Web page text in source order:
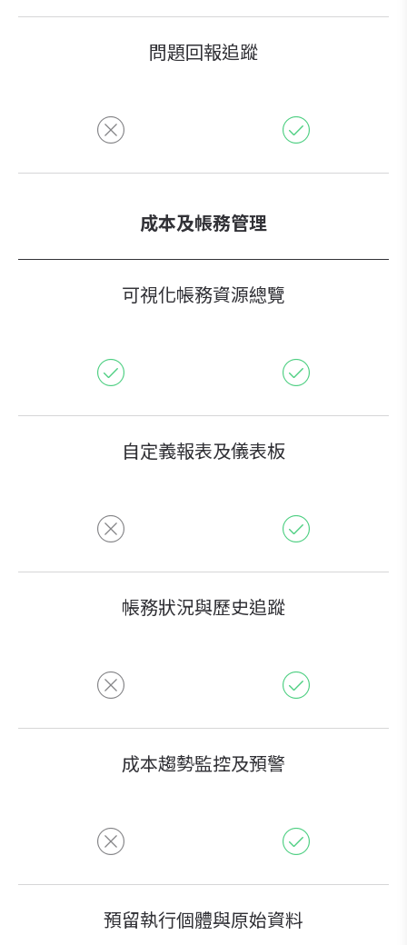
問題回報追蹤
成本及帳務管理
可視化帳務資源總覽
自定義報表及儀表板
帳務狀況與歷史追蹤
成本趨勢監控及預警
預留執行個體與原始資料